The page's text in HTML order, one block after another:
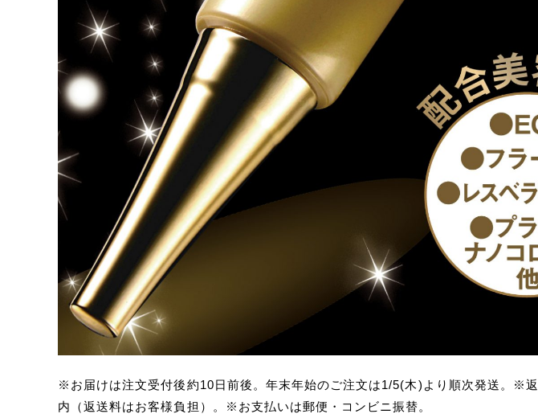
※お届けは注文受付後約10日前後。年末年始のご注文は1/5(木)より順次発送。※
内（返送料はお客様負担）。※お支払いは郵便・コンビニ振替。